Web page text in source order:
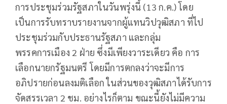
การประชุมร่วมรัฐสภาในวันพรุ่งนี้ (13 ก.ค.) โดย
เป็นการรับทราบรายงานจากผู้แทนวิปวุฒิสภา ที่ไป
ประชุมร่วมกับประธานรัฐสภา และกลุ่ม
พรรคการเมือง 2 ฝ่าย ซึ่งมีเพียงวาระเดียว คือ การ
เลือกนายกรัฐมนตรี โดยมีการตกลงว่าจะมีการ
อภิปรายก่อนลงมติเลือก ในส่วนของวุฒิสภาได้รับการ
จัดสรรเวลา 2 ชม. อย่างไรก็ตาม ขณะนี้ยังไม่มีความ